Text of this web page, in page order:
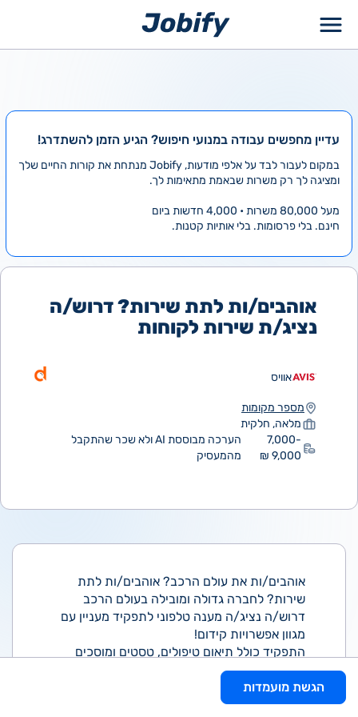
עדיין מחפשים עבודה במנועי חיפוש? הגיע הזמן להשתדרג!
במקום לעבור לבד על אלפי מודעות, Jobify מנתחת את קורות החיים שלך
ומציגה לך רק משרות שבאמת מתאימות לך.
מעל 80,000 משרות • 4,000 חדשות ביום
חינם. בלי פרסומות. בלי אותיות קטנות.
אוהבים/ות לתת שירות? דרוש/ה
נציג/ת שירות לקוחות
אוויס
מספר מקומות
מלאה, חלקית
7,000-
9,000 ₪
הערכה מבוססת AI ולא שכר שהתקבל
מהמעסיק
אוהבים/ות את עולם הרכב? אוהבים/ות לתת
שירות? לחברה גדולה ומובילה בעולם הרכב
דרוש/ה נציג/ה מענה טלפוני לתפקיד מעניין עם
מגוון אפשרויות קידום!
התפקיד כולל תיאום טיפולים, טסטים ומוסכים
ללקוחות החברה.
העבודה היא במתכונת של משמרות (בוקר/ערב).
הגשת מועמדות